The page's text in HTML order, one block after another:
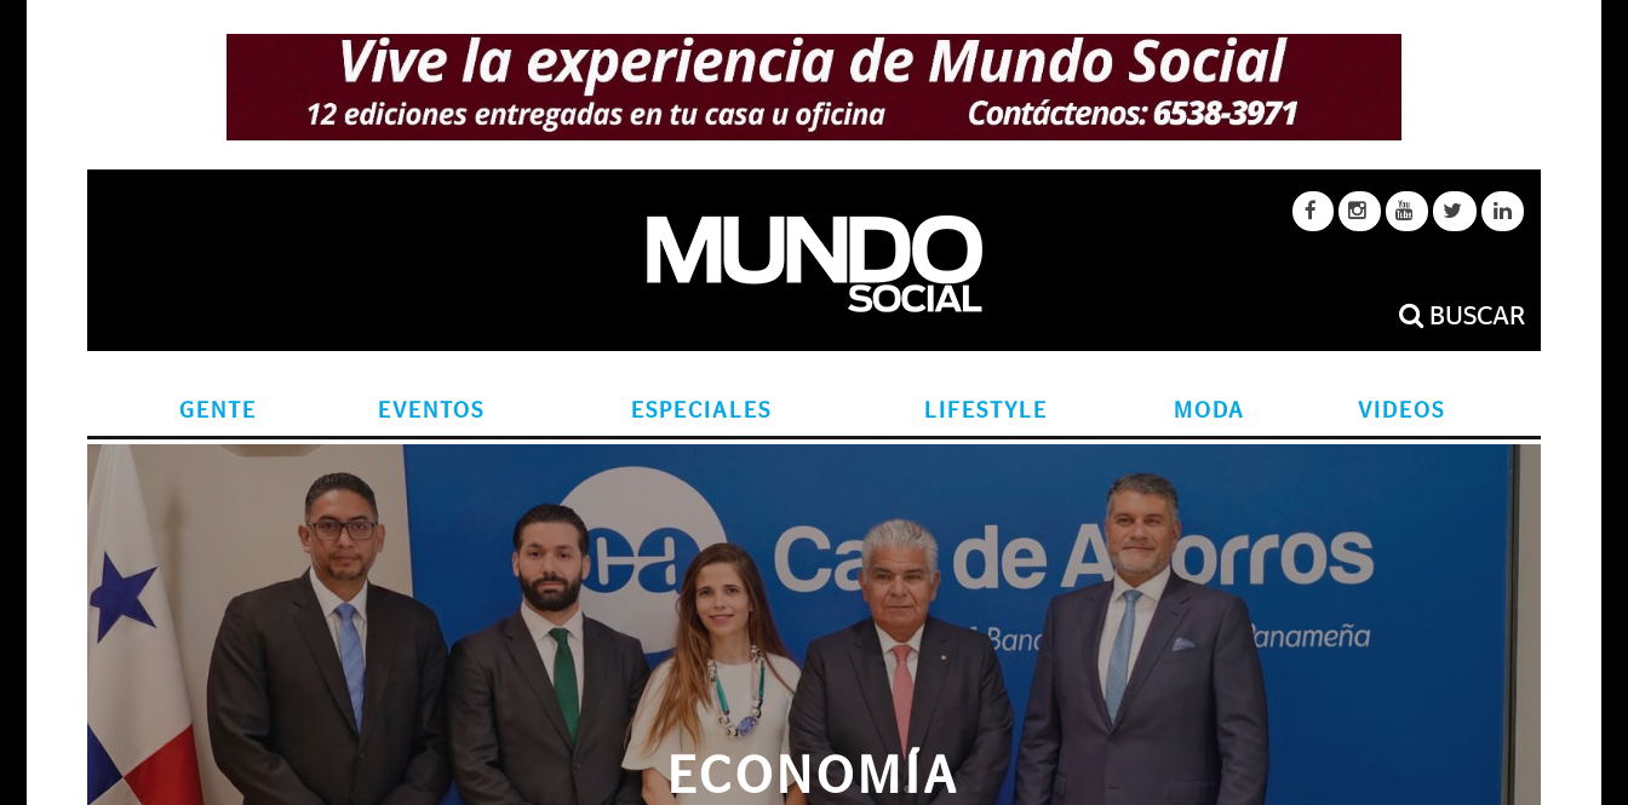
BUSCAR
GENTE EVENTOS ESPECIALES LIFESTYLE MODA VIDEOS
ECONOMÍA